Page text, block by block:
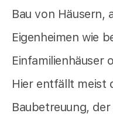
Bau von
Eigenheimen wie
Einfamilienhäuser
Hier entfällt meist
Baubetreuung,